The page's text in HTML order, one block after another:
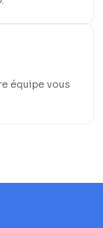
équipe vous